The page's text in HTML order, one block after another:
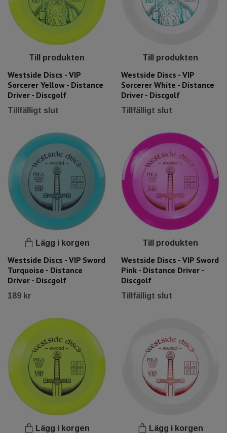
Till produkten
Westside Discs - VIP
Sorcerer Yellow - Distance
Driver - Discgolf
Tillfälligt slut
Till produkten
Westside Discs - VIP
Sorcerer White - Distance
Driver - Discgolf
Tillfälligt slut
Lägg i korgen
Westside Discs - VIP Sword
Turquoise - Distance
Driver - Discgolf
189 kr
Till produkten
Westside Discs - VIP Sword
Pink - Distance Driver -
Discgolf
Tillfälligt slut
Lägg i korgen Lägg i korgen